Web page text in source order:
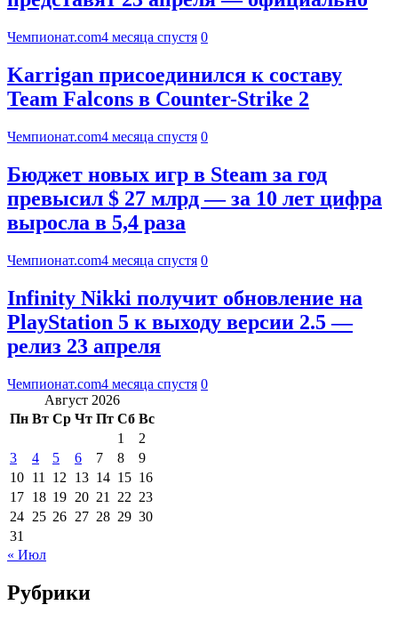
Чемпионат.com4 месяца спустя 0
Karrigan присоединился к составу
Team Falcons в Counter-Strike 2
Чемпионат.com4 месяца спустя 0
Бюджет новых игр в Steam за год
превысил $ 27 млрд — за 10 лет цифра
выросла в 5,4 раза
Чемпионат.com4 месяца спустя 0
Infinity Nikki получит обновление на
PlayStation 5 к выходу версии 2.5 —
релиз 23 апреля
Чемпионат.com4 месяца спустя 0
Август 2026
Пн Вт Ср Чт Пт Сб Вс
1
2
3
4 5 6 7 8
9
10 11 12 13 14 15 16
17 18 19 20 21 22 23
24 25 26 27 28 29 30
31
« Июл
Рубрики